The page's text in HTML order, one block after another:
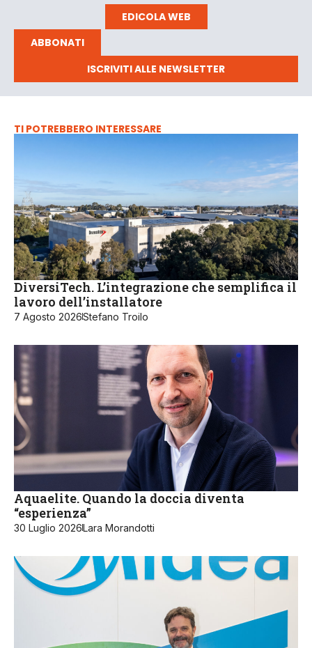
EDICOLA WEB
ABBONATI
ISCRIVITI ALLE NEWSLETTER
TI POTREBBERO INTERESSARE
DiversiTech. L’integrazione che semplifica il
lavoro dell’installatore
7 Agosto 2026Stefano Troilo
Aquaelite. Quando la doccia diventa
“esperienza”
30 Luglio 2026Lara Morandotti